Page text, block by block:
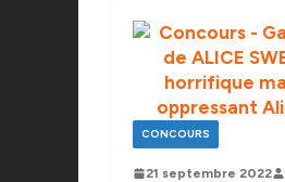
CONCOURS
21 septembre 2022